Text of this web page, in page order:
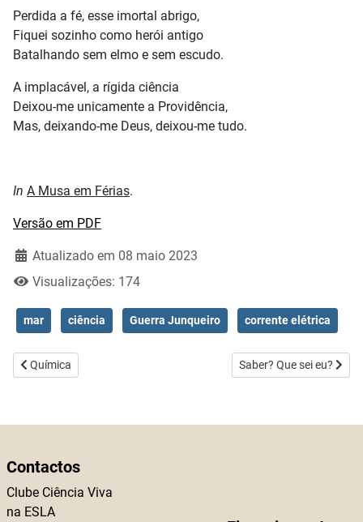
Perdida a fé, esse imortal abrigo,
Fiquei sozinho como herói antigo
Batalhando sem elmo e sem escudo.
A implacável, a rígida ciência
Deixou-me unicamente a Providência,
Mas, deixando-me Deus, deixou-me tudo.
In A Musa em Férias.
Versão em PDF
Atualizado em 08 maio 2023
Visualizações: 174
mar ciência Guerra Junqueiro corrente elétrica
Artigo anterior: Química
Química Artigo seguinte: Saber?
Saber? Que sei eu?
Contactos
Clube Ciência Viva
na ESLA